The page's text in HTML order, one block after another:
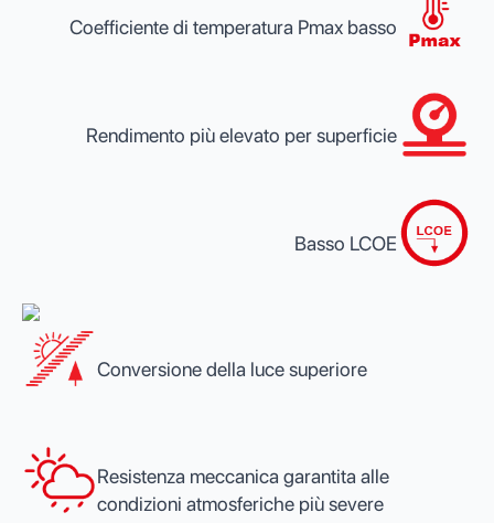
Coefficiente di temperatura Pmax basso
Rendimento più elevato per superficie
Basso LCOE
Conversione della luce superiore
Resistenza meccanica garantita alle
condizioni atmosferiche più severe